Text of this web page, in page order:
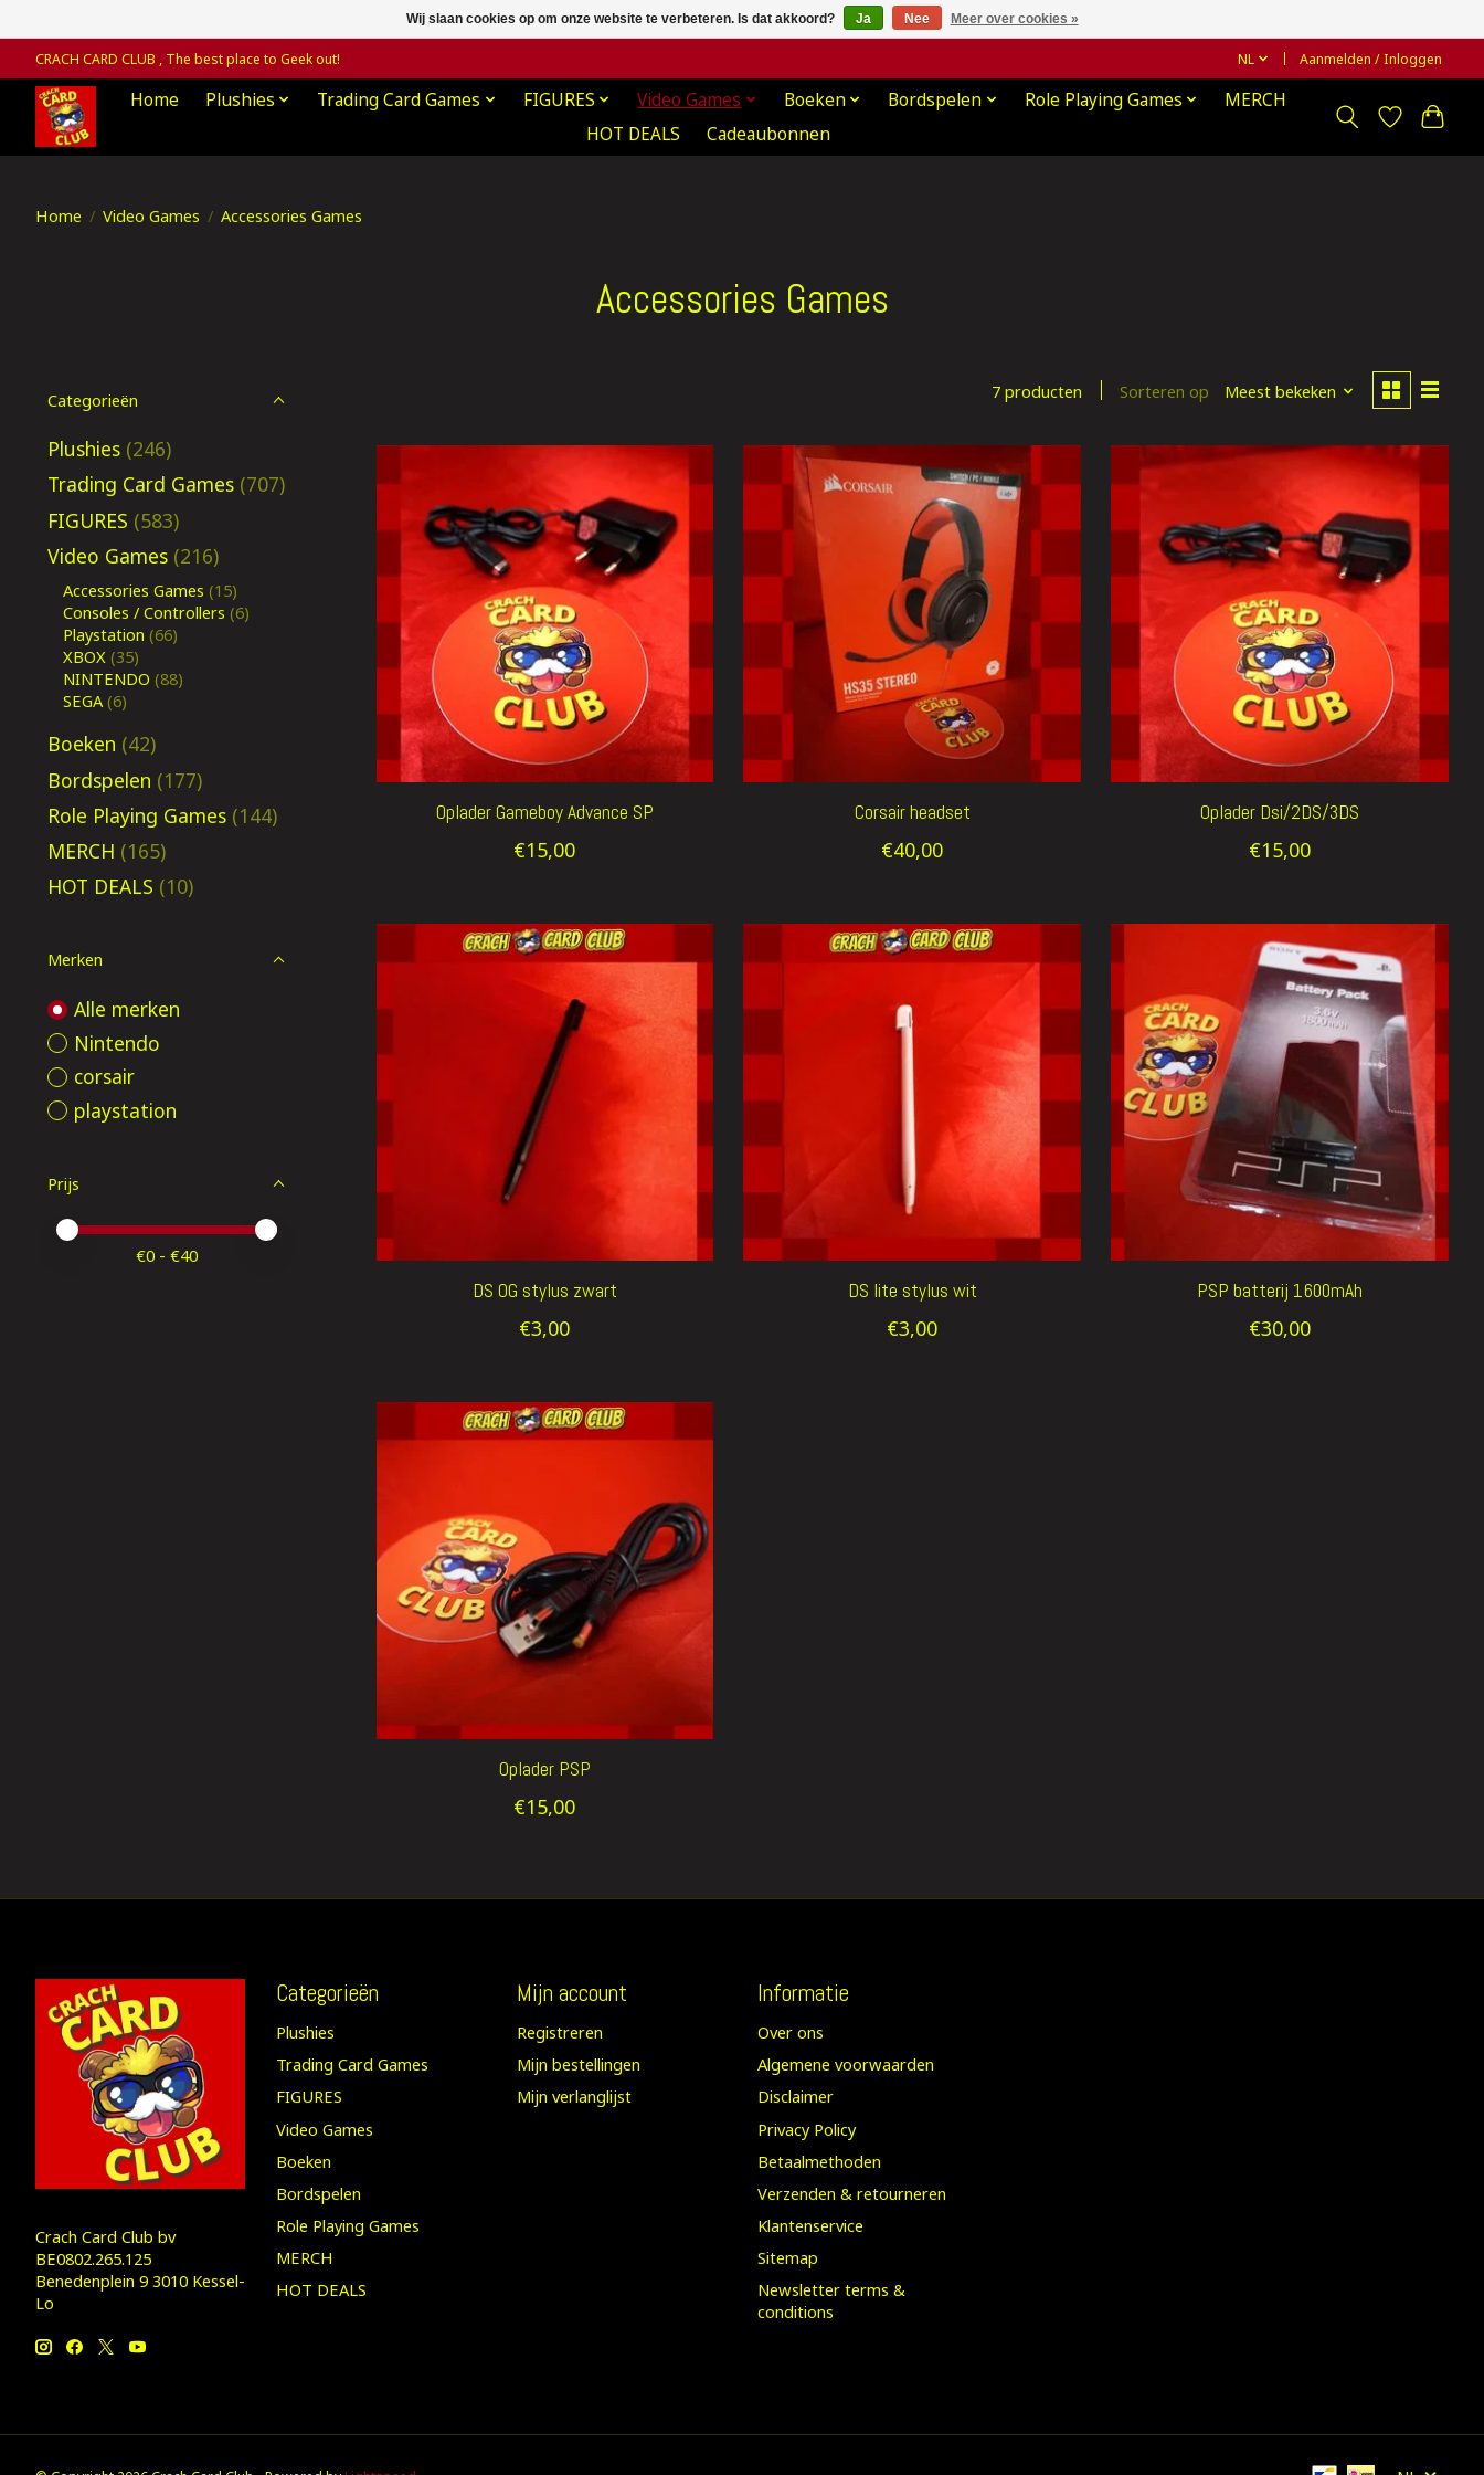
CRACH CARD CLUB , The best place to Geek out! NL Aanmelden / Inloggen
Home Plushies Trading Card Games FIGURES Video Games Boeken Bordspelen Role Playing Games
MERCH
HOT DEALS
Cadeaubonnen
Home / Video Games / Accessories Games
Accessories Games
Categorieën
Plushies (246)
Trading Card Games (707)
FIGURES (583)
Video Games (216)
Accessories Games (15)
Consoles / Controllers (6)
Playstation (66)
XBOX (35)
NINTENDO (88)
SEGA (6)
Boeken (42)
Bordspelen (177)
Role Playing Games (144)
MERCH (165)
HOT DEALS (10)
Merken
Alle merken
Nintendo
corsair
playstation
Prijs
Minimale prijswaarde
Price maximum value
€0- €40
7 producten Sorteren op Meest bekeken
Oplader Gameboy Advance SP
€15,00
Corsair headset
€40,00
Oplader Dsi/2DS/3DS
€15,00
DS OG stylus zwart
€3,00
DS lite stylus wit
€3,00
PSP batterij 1600mAh
€30,00
Oplader PSP
€15,00
Crach Card Club bv
BE0802.265.125
Benedenplein 9 3010 Kessel-
Lo
Categorieën
Plushies
Trading Card Games
FIGURES
Video Games
Boeken
Bordspelen
Role Playing Games
MERCH
HOT DEALS
Mijn account
Registreren
Mijn bestellingen
Mijn verlanglijst
Informatie
Over ons
Algemene voorwaarden
Disclaimer
Privacy Policy
Betaalmethoden
Verzenden & retourneren
Klantenservice
Sitemap
Newsletter terms &
conditions
Wij slaan cookies op om onze website te verbeteren. Is dat akkoord? Ja Nee Meer over cookies »